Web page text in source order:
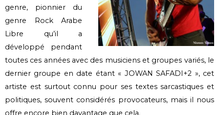
genre, pionnier du
genre Rock Arabe
Libre qu’il a
développé pendant
toutes ces années avec des musiciens et groupes variés, le
dernier groupe en date étant « JOWAN SAFADI+2 », cet
artiste est surtout connu pour ses textes sarcastiques et
politiques, souvent considérés provocateurs, mais il nous
offre encore bien davantage que cela.